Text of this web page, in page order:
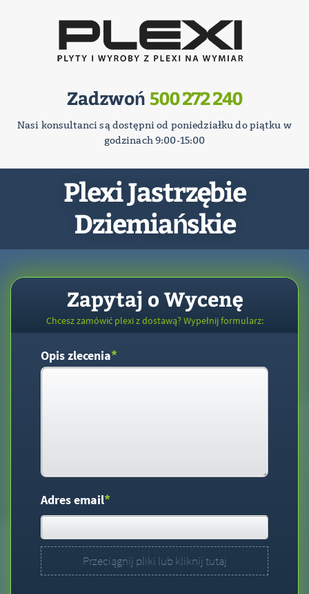
Zadzwoń 500 272 240
Nasi konsultanci są dostępni od poniedziałku do piątku w
godzinach 9:00-15:00
Plexi Jastrzębie
Dziemiańskie
Zapytaj o Wycenę
Chcesz zamówić plexi z dostawą? Wypełnij formularz:
Opis zlecenia*
Adres email*
Przeciągnij pliki lub kliknij tutaj